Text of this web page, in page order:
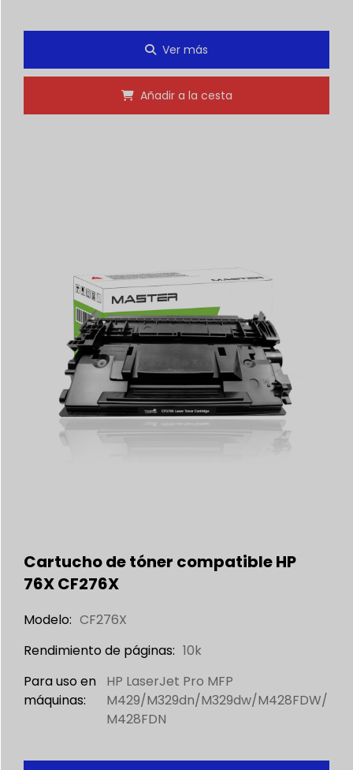
Ver más
Añadir a la cesta
Cartucho de tóner compatible HP
76X CF276X
Modelo: CF276X
Rendimiento de páginas: 10k
Para uso en
máquinas:
HP LaserJet Pro MFP
M429/M329dn/M329dw/M428FDW/
M428FDN